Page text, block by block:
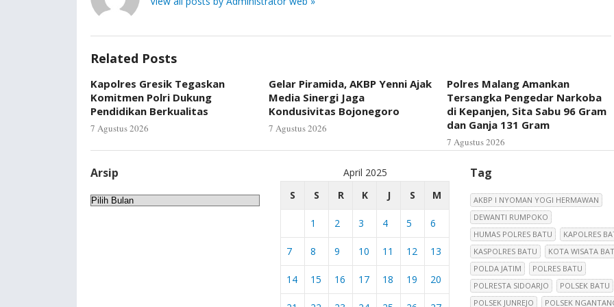
Related Posts
Kapolres Gresik Tegaskan
Komitmen Polri Dukung
Pendidikan Berkualitas
7 Agustus 2026
Gelar Piramida, AKBP Yenni Ajak
Media Sinergi Jaga
Kondusivitas Bojonegoro
7 Agustus 2026
Polres Malang Amankan
Tersangka Pengedar Narkoba
di Kepanjen, Sita Sabu 96 Gram
dan Ganja 131 Gram
7 Agustus 2026
Arsip
Arsip
April 2025
S
S R K J S M
1 2 3 4 5 6
7 8 9 10 11 12 13
14 15 16 17 18 19 20
Tag
AKBP I NYOMAN YOGI HERMAWAN
DEWANTI RUMPOKO
HUMAS POLRES BATU
KAPOLRES
KASPOLRES BATU
KOTA WISATA
POLDA JATIM
POLRES BATU
POLRESTA SIDOARJO
POLSEK BATU
POLSEK JUNREJO
POLSEK